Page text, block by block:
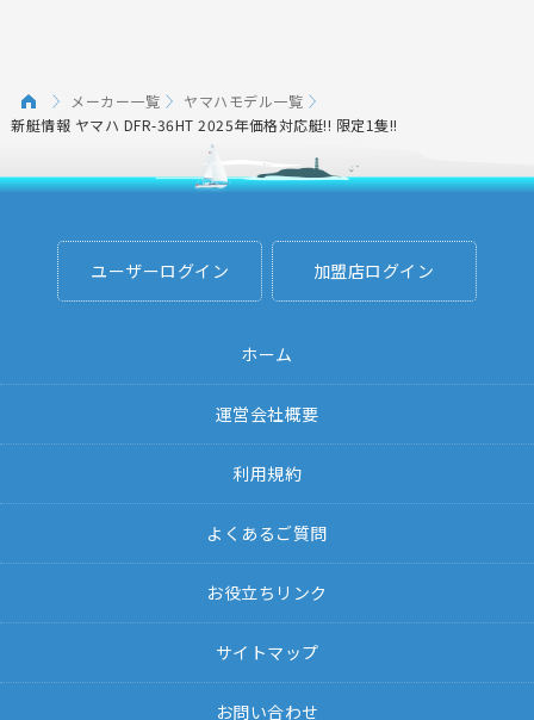
メーカー一覧
ヤマハモデル一覧
新艇情報 ヤマハ DFR-36HT 2025年価格対応艇!! 限定1隻!!
ユーザーログイン 加盟店ログイン
ホーム
運営会社概要
利用規約
よくあるご質問
お役立ちリンク
サイトマップ
お問い合わせ